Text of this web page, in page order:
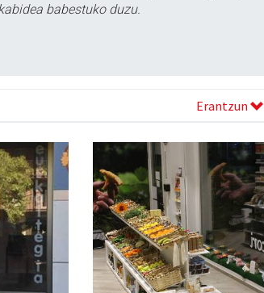
babestuko duzu.
Erantzun